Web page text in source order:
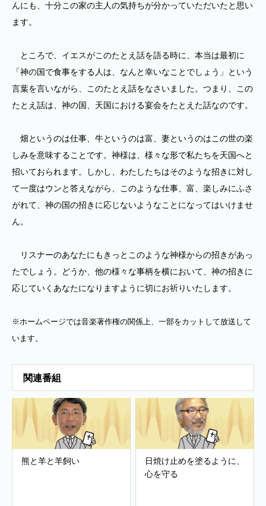
んにも、十分この家の主人の気持ちが分かっていただいたと思い
ます。
ところで、イエスがこのたとえ話を語る時に、本当は最初に
「神の国で食事をする人は、なんと幸いなことでしょう」という
言葉を言いながら、このたとえ話をなさいました。つまり、この
たとえ話は、神の国、天国における宴会をたとえた話なのです。
畑というのは仕事、牛というのは富、妻というのはこの世の楽
しみを意味することです。神様は、様々な形で私たちを天国へと
招いておられます。しかし、わたしたちはそのような招きに対し
て一度はウンと答えながら、このような仕事、富、楽しみにふさ
がれて、神の国の招きに応じないようなことになってはいけませ
ん。
リスナーのあなたにもきっとこのような神様からの招きがあっ
たでしょう。どうか、他の様々な事柄を横において、神の招きに
応じていくあなたになりますように切にお祈りいたします。
※ホームページでは音楽著作権の関係上、一部をカットして放送して
います。
関連番組
熊と羊と羊飼い
日焼け止めを塗るように、
心を守る